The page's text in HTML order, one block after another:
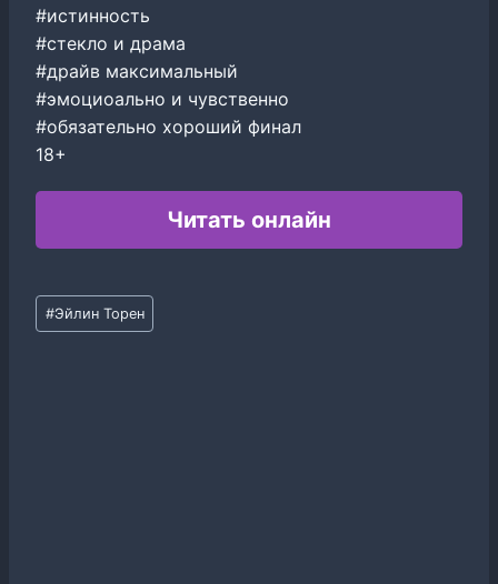
#истинность
#стекло и драма
#драйв максимальный
#эмоциоально и чувственно
#обязательно хороший финал
18+
Читать онлайн
Метки
записи:
#Эйлин Торен